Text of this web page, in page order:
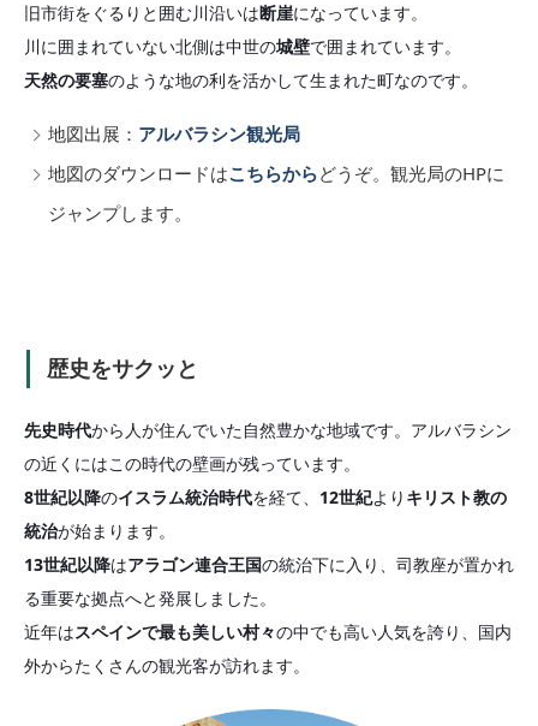
旧市街をぐるりと囲む川沿いは断崖になっています。
川に囲まれていない北側は中世の城壁で囲まれています。
天然の要塞のような地の利を活かして生まれた町なのです。
地図出展： アルバラシン観光局
地図のダウンロードはこちらからどうぞ。観光局のHPに
ジャンプします。
歴史をサクッと
先史時代から人が住んでいた自然豊かな地域です。アルバラシン
の近くにはこの時代の壁画が残っています。
8世紀以降のイスラム統治時代を経て、 12世紀より キリスト教の
統治が始まります。
13世紀以降はアラゴン連合王国の統治下に入り、司教座が置かれ
る重要な拠点へと発展しました。
近年はスペインで最も美しい村々の中でも高い人気を誇り、国内
外からたくさんの観光客が訪れます。